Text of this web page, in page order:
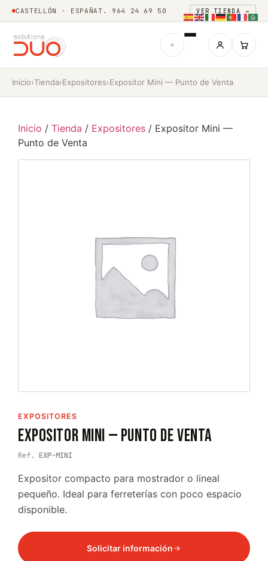
CASTELLÓN · ESPAÑAT. 964 24 69 50 VER TIENDA →
Inicio›Tienda›Expositores›Expositor Mini — Punto de Venta
Inicio / Tienda / Expositores / Expositor Mini —
Punto de Venta
EXPOSITORES
Expositor Mini — Punto de Venta
Ref. EXP-MINI
Expositor compacto para mostrador o lineal
pequeño. Ideal para ferreterías con poco espacio
disponible.
Solicitar información